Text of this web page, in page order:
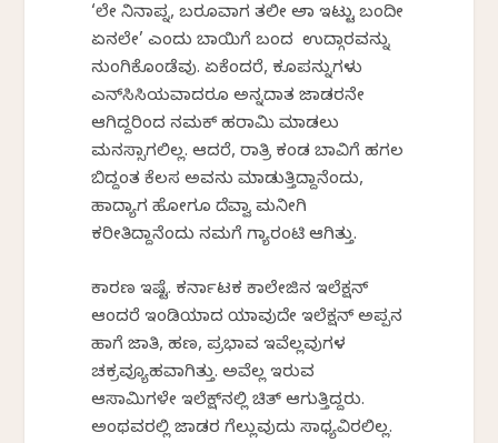
‘ಲೇ ನಿನಾಪ್ನ, ಬರೂವಾಗ ತಲೀ ಅಡಾ ಇಟ್ಟು ಬಂದೀ
ಏನಲೇ’ ಎಂದು ಬಾಯಿಗೆ ಬಂದ ಉದ್ಗಾರವನ್ನು
ನುಂಗಿಕೊಂಡೆವು. ಏಕೆಂದರೆ, ಕೂಪನ್ನುಗಳು
ಎನ್‌ಸಿಸಿಯವಾದರೂ ಅನ್ನದಾತ ಜಾಡರನೇ
ಆಗಿದ್ದರಿಂದ ನಮಕ್ ಹರಾಮಿ ಮಾಡಲು
ಮನಸ್ಸಾಗಲಿಲ್ಲ. ಆದರೆ, ರಾತ್ರಿ ಕಂಡ ಬಾವಿಗೆ ಹಗಲ
ಬಿದ್ದಂತ ಕೆಲಸ ಅವನು ಮಾಡುತ್ತಿದ್ದಾನೆಂದು,
ಹಾದ್ಯಾಗ ಹೋಗೂ ದೆವ್ವಾ ಮನೀಗಿ
ಕರೀತಿದ್ದಾನೆಂದು ನಮಗೆ ಗ್ಯಾರಂಟಿ ಆಗಿತ್ತು.
ಕಾರಣ ಇಷ್ಟೆ. ಕರ್ನಾಟಕ ಕಾಲೇಜಿನ ಇಲೆಕ್ಷನ್
ಆಂದರೆ ಇಂಡಿಯಾದ ಯಾವುದೇ ಇಲೆಕ್ಷನ್ ಅಪ್ಪನ
ಹಾಗೆ ಜಾತಿ, ಹಣ, ಪ್ರಭಾವ ಇವೆಲ್ಲವುಗಳ
ಚಕ್ರವ್ಯೂಹವಾಗಿತ್ತು. ಅವೆಲ್ಲ ಇರುವ
ಆಸಾಮಿಗಳೇ ಇಲೆಕ್ಷ್‌ನಲ್ಲಿ ಚಿತ್ ಆಗುತ್ತಿದ್ದರು.
ಅಂಥವರಲ್ಲಿ ಜಾಡರ ಗೆಲ್ಲುವುದು ಸಾಧ್ಯವಿರಲಿಲ್ಲ.